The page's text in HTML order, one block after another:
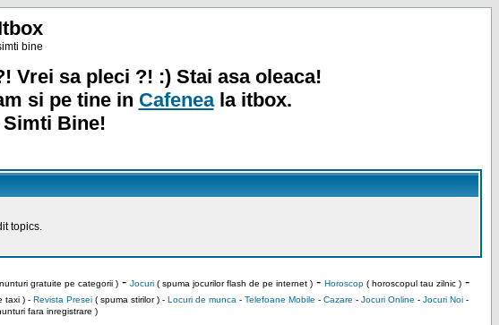
bine
Vrei sa pleci ?! :) Stai asa oleaca!
si pe tine in Cafeneala itbox.
Simti Bine!
topics.
gratuite pe categorii )- Jocuri( spuma jocurilor flash de pe internet )- Horoscop( horoscopul tau zilnic )-
taxi ) - Revista Presei( spuma stirilor ) - Locuri de munca - Telefoane Mobile - Cazare - Jocuri Online - Jocuri Noi-
fara inregistrare )